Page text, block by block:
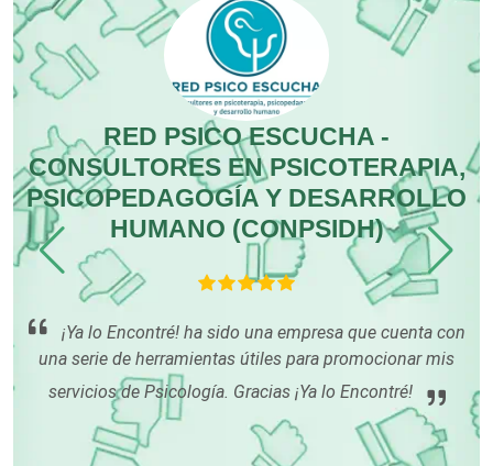
Combustibles y Lubricantes
Compresores de aire
Computadoras
Conferencias Empresariales
Construcciones en General
Contadores
Control de Plagas
RED PSICO ESCUCHA -
CONSULTORES EN PSICOTERAPIA,
PSICOPEDAGOGÍA Y DESARROLLO
HUMANO (CONPSIDH)
¡Ya lo Encontré! ha sido una empresa que cuenta con
una serie de herramientas útiles para promocionar mis
servicios de Psicología. Gracias ¡Ya lo Encontré!